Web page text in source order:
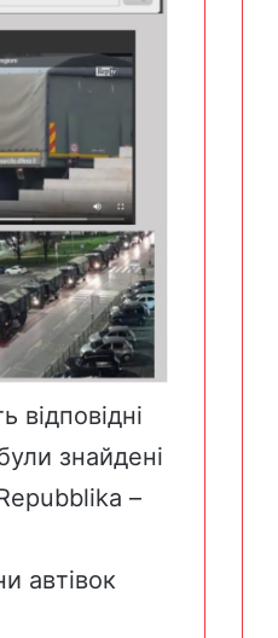
відповідні
знайдені
–
автівок